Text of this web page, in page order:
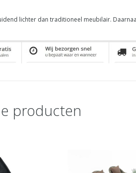
lichter dan traditioneel meubilair.
producten